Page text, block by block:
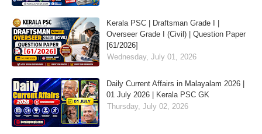
Kerala PSC | Draftsman Grade I |
Overseer Grade I (Civil) | Question Paper
[61/2026]
Wednesday, July 01, 2026
Daily Current Affairs in Malayalam 2026 |
01 July 2026 | Kerala PSC GK
Thursday, July 02, 2026